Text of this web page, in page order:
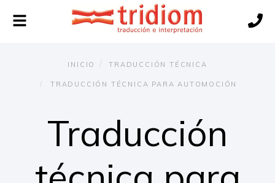
Alternar
navegación
INICIO TRADUCCIÓN TÉCNICA
TRADUCCIÓN TÉCNICA PARA AUTOMOCIÓN
Traducción